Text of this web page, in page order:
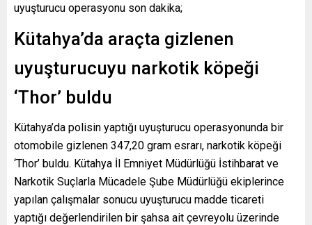
uyuşturucu operasyonu son dakika;
Kütahya’da araçta gizlenen
uyuşturucuyu narkotik köpeği
‘Thor’ buldu
Kütahya’da polisin yaptığı uyuşturucu operasyonunda bir
otomobile gizlenen 347,20 gram esrarı, narkotik köpeği
‘Thor’ buldu. Kütahya İl Emniyet Müdürlüğü İstihbarat ve
Narkotik Suçlarla Mücadele Şube Müdürlüğü ekiplerince
yapılan çalışmalar sonucu uyuşturucu madde ticareti
yaptığı değerlendirilen bir şahsa ait çevreyolu üzerinde